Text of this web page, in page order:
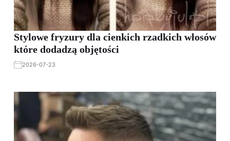
Stylowe fryzury dla cienkich rzadkich włosów
które dodadzą objętości
2026-07-23